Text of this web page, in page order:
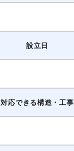
設立日
対応できる構造・工事